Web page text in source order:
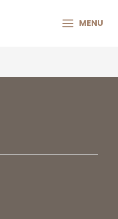
MENU
MENU